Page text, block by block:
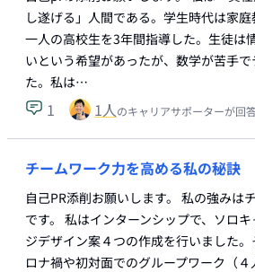
し遂げる」人間である。学生時代は家庭
一人の高校生を3年間指導した。生徒は
いという希望があったが、数学が苦手
た。私は…
1 1人のキャリアサポーターが回
チームワーク力を高める私の秘訣
自己PR添削お願いします。 私の強みは
です。 私はインターンシップで、ソロ
ジデザイン案４つの作成を行いました
ロナ禍や初対面でのグループワーク（